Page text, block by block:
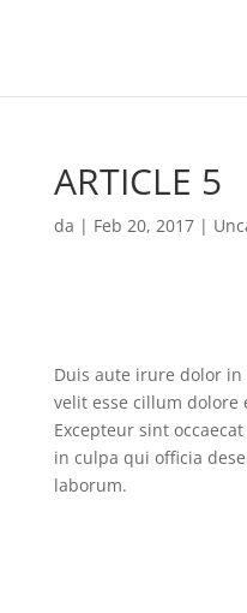
ARTICLE 5
da | Feb 20, 2017|
Duis aute irure dolor
velit esse cillum
Excepteur sint
in culpa qui officia
laborum.